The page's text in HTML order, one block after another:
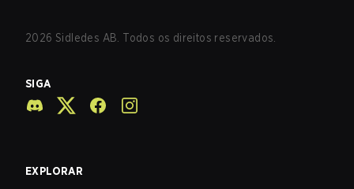
2026 Sidledes AB. Todos os direitos reservados.
SIGA
EXPLORAR